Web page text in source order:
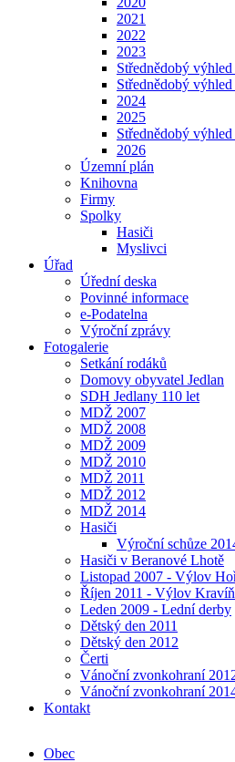
2021
2022
2023
Střednědobý
Střednědobý
2024
2025
Střednědobý
2026
Územní plán
Knihovna
Firmy
Spolky
Hasiči
Myslivci
Úřad
Úřední deska
Povinné informace
e-Podatelna
Výroční zprávy
Fotogalerie
Setkání rodáků
Domovy obyvatel Jedlan
SDH Jedlany 110 let
MDŽ 2007
MDŽ 2008
MDŽ 2009
MDŽ 2010
MDŽ 2011
MDŽ 2012
MDŽ 2014
Hasiči
Výroční schůze
Hasiči v Beranové Lhotě
Listopad 2007 - Výlov
Říjen 2011 - Výlov
Leden 2009 - Lední derby
Dětský den 2011
Dětský den 2012
Čerti
Vánoční zvonkohraní
Vánoční zvonkohraní
Kontakt
Obec